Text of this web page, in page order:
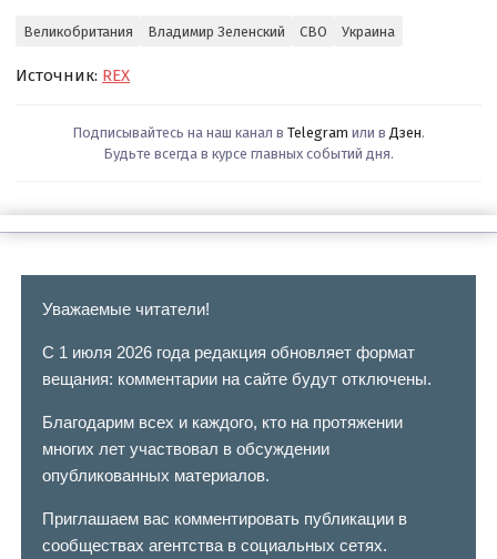
Великобритания Владимир Зеленский СВО Украина
Источник: REX
Подписывайтесь на наш канал в Telegram или в Дзен.
Будьте всегда в курсе главных событий дня.
Уважаемые читатели!
С 1 июля 2026 года редакция обновляет формат
вещания: комментарии на сайте будут отключены.
Благодарим всех и каждого, кто на протяжении
многих лет участвовал в обсуждении
опубликованных материалов.
Приглашаем вас комментировать публикации в
сообществах агентства в социальных сетях.